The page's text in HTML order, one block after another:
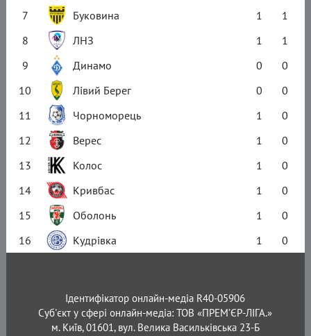
7
Буковина 1
1
8
ЛНЗ 1
1
9
Динамо 0
0
10
Лівий Берег 0
0
11
Чорноморець 1
0
12
Верес 1
0
13
Колос 1
0
14
Кривбас 1
0
15
Оболонь 1
0
16
Кудрівка 1 0
Ідентифікатор онлайн-медіа R40-05906
Суб'єкт у сфері онлайн-медіа: ТОВ «ПРЕМ’ЄР-ЛІГА.»
м. Київ, 01601, вул. Велика Васильківська 23-Б